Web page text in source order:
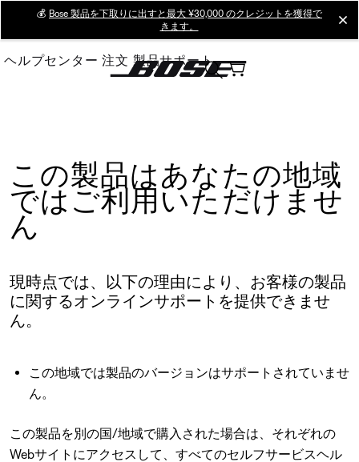
Main
💰 Bose 製品を下取りに出すと最大 ¥30,000 のクレジットを獲得で
きます。
ヘルプセンター 注文 製品サポート
この製品はあなたの地域
ではご利用いただけませ
ん
現時点では、以下の理由により、お客様の製品
に関するオンラインサポートを提供できませ
ん。
この地域では製品のバージョンはサポートされていませ
ん。
この製品を別の国/地域で購入された場合は、それぞれの
Webサイトにアクセスして、すべてのセルフサービスヘル